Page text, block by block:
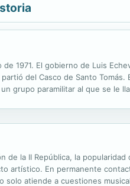
1971. El gobierno de Luis
del Casco de Santo
grupo paramilitar al que se le
de la II República, la
artístico. En permanente
solo atiende a cuestiones